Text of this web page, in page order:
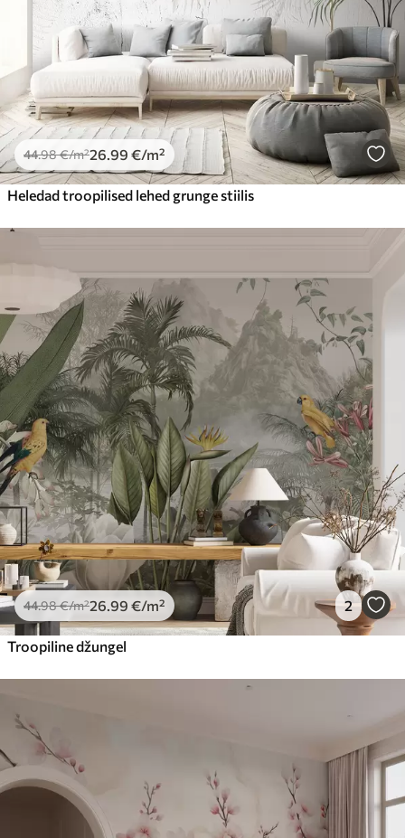
44.98€/m²26 .99 €/m²
Heledad troopilised lehed grunge stiilis
44.98€/m²26 .99 €/m² 2
Troopiline džungel